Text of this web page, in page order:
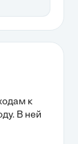
к
В ней